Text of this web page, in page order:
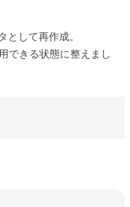
として再作成。
できる状態に整えまし